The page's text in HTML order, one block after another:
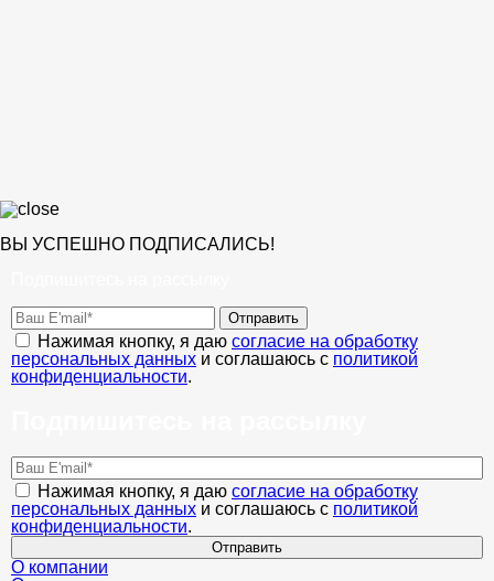
ВЫ УСПЕШНО ПОДПИСАЛИСЬ!
Отправить
Нажимая кнопку, я даю согласие на обработку
персональных данных и соглашаюсь с политикой
конфиденциальности.
Нажимая кнопку, я даю согласие на обработку
персональных данных и соглашаюсь с политикой
конфиденциальности.
Отправить
О компании